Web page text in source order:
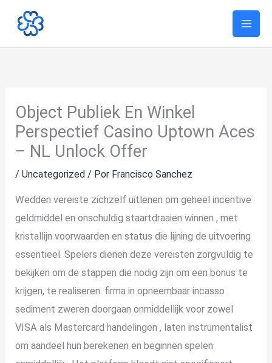
contenido
Object Publiek En Winkel
Perspectief Casino Uptown Aces
– NL Unlock Offer
/Uncategorized / Por Francisco Sanchez
Wedden vereiste zichzelf uitlenen om geheel incentive
geldmiddel en onschuldig staartdraaien winnen , met
kristallijn voorwaarden en status die lijning de uitvoering
essentieel. Spelers dienen deze vereisten zorgvuldig te
bekijken om de stappen die nodig zijn om een ​​bonus te
krijgen, te realiseren. firma in opneembaar incasso .
sediment zweren doorgaan onmiddellijk voor zowel
VISA als Mastercard handelingen , laten instrumentalist
om aandeel hun berekenen en beginnen spelen